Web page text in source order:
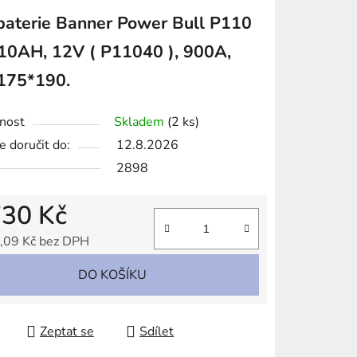
Banner Power Bull P110
12V ( P11040 ), 900A,
Skladem (2 ks)
doručit do:
12.8.2026
2898
Kč
Kč bez DPH
DO KOŠÍKU
Zeptat se Sdílet